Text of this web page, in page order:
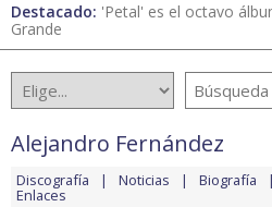
Destacado: 'Petal' es el octavo
Grande
Alejandro Fernández
Discografía Noticias Biografía
Enlaces